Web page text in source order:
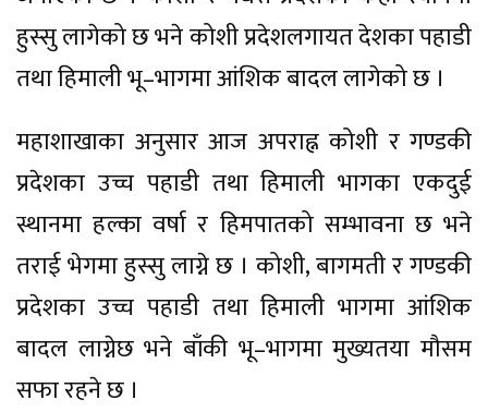
हुस्सु लागेको छ भने कोशी प्रदेशलगायत देशका पहाडी
तथा हिमाली भू–भागमा आंशिक बादल लागेको छ ।
महाशाखाका अनुसार आज अपराह्न कोशी र गण्डकी
प्रदेशका उच्च पहाडी तथा हिमाली भागका एकदुई
स्थानमा हल्का वर्षा र हिमपातको सम्भावना छ भने
तराई भेगमा हुस्सु लाग्ने छ । कोशी, बागमती र गण्डकी
प्रदेशका उच्च पहाडी तथा हिमाली भागमा आंशिक
बादल लाग्नेछ भने बाँकी भू–भागमा मुख्यतया मौसम
सफा रहने छ ।